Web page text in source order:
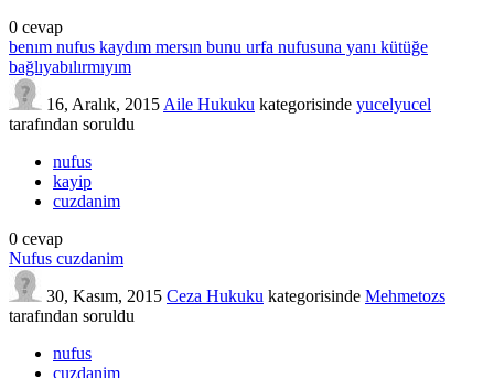
0 cevap
benım nufus kaydım mersın bunu urfa nufusuna yanı kütüğe
bağlıyabılırmıyım
16, Aralık, 2015 Aile Hukuku kategorisinde yucelyucel
tarafından soruldu
nufus
kayip
cuzdanim
0 cevap
Nufus cuzdanim
30, Kasım, 2015 Ceza Hukuku kategorisinde Mehmetozs
tarafından soruldu
nufus
cuzdanim